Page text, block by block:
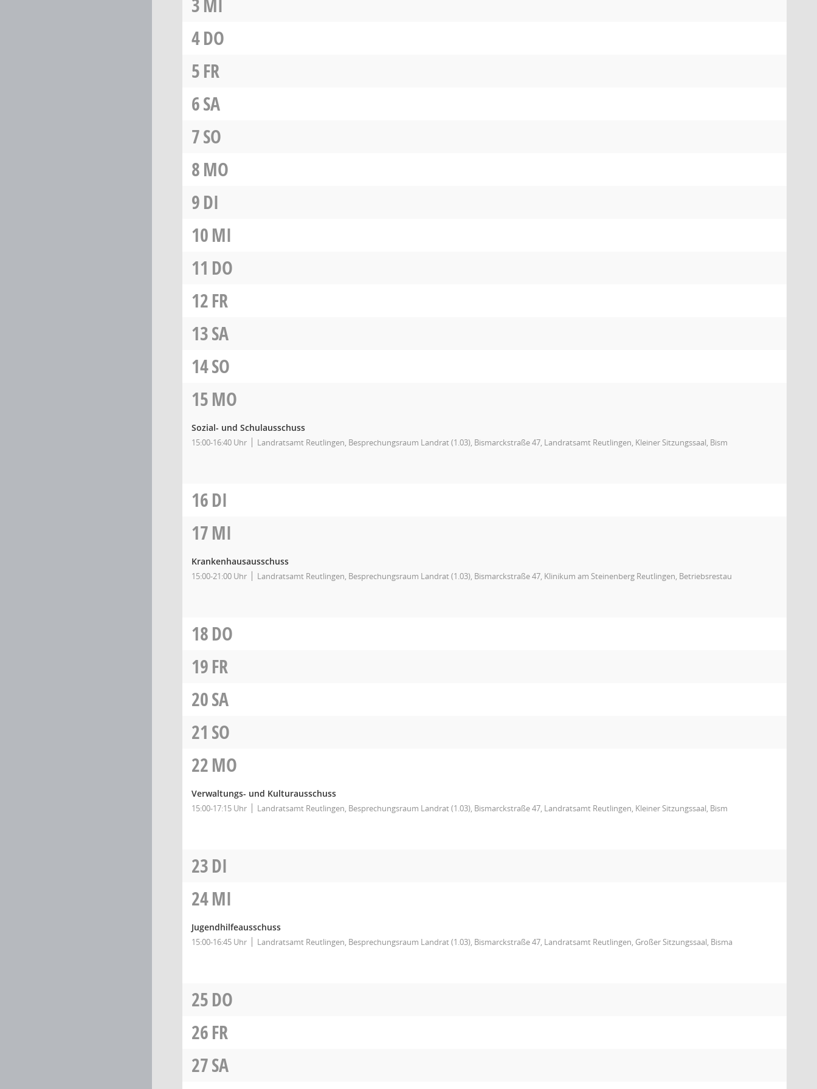
3 MI
4DO
5FR
6SA
7SO
8MO
9DI
10MI
11 DO
12FR
13SA
14SO
15MO
Sozial- und Schulausschuss
15:00-16:40 Uhr Landratsamt Reutlingen, Besprechungsraum Landrat (1.03), Bismarckstraße 47, Landratsamt Reutlingen, Kleiner Sitzungssaal, Bism
16DI
17MI
Krankenhausausschuss
15:00-21:00 Uhr Landratsamt Reutlingen, Besprechungsraum Landrat (1.03), Bismarckstraße 47, Klinikum am Steinenberg Reutlingen, Betriebsrestau
18DO
19FR
20SA
21 SO
22MO
Verwaltungs- und Kulturausschuss
15:00-17:15 Uhr Landratsamt Reutlingen, Besprechungsraum Landrat (1.03), Bismarckstraße 47, Landratsamt Reutlingen, Kleiner Sitzungssaal, Bism
23DI
24MI
Jugendhilfeausschuss
15:00-16:45 Uhr Landratsamt Reutlingen, Besprechungsraum Landrat (1.03), Bismarckstraße 47, Landratsamt Reutlingen, Großer Sitzungssaal, Bisma
25DO
26FR
27SA